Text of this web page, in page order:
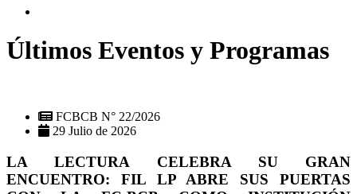
Últimos Eventos y Programas
FCBCB N° 22/2026
29 Julio de 2026
LA LECTURA CELEBRA SU GRAN
ENCUENTRO: FIL LP ABRE SUS PUERTAS